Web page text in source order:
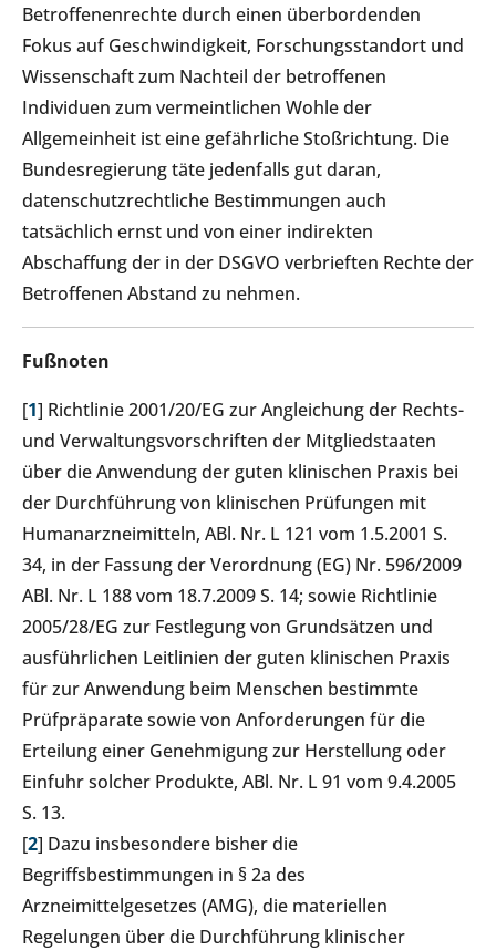
Betroffenenrechte durch einen überbordenden
Fokus auf Geschwindigkeit, Forschungsstandort und
Wissenschaft zum Nachteil der betroffenen
Individuen zum vermeintlichen Wohle der
Allgemeinheit ist eine gefährliche Stoßrichtung. Die
Bundesregierung täte jedenfalls gut daran,
datenschutzrechtliche Bestimmungen auch
tatsächlich ernst und von einer indirekten
Abschaffung der in der DSGVO verbrieften Rechte der
Betroffenen Abstand zu nehmen.
Fußnoten
[1] Richtlinie 2001/20/EG zur Angleichung der Rechts-
und Verwaltungsvorschriften der Mitgliedstaaten
über die Anwendung der guten klinischen Praxis bei
der Durchführung von klinischen Prüfungen mit
Humanarzneimitteln, ABl. Nr. L 121 vom 1.5.2001 S.
34, in der Fassung der Verordnung (EG) Nr. 596/2009
ABl. Nr. L 188 vom 18.7.2009 S. 14; sowie Richtlinie
2005/28/EG zur Festlegung von Grundsätzen und
ausführlichen Leitlinien der guten klinischen Praxis
für zur Anwendung beim Menschen bestimmte
Prüfpräparate sowie von Anforderungen für die
Erteilung einer Genehmigung zur Herstellung oder
Einfuhr solcher Produkte, ABl. Nr. L 91 vom 9.4.2005
S. 13.
[2] Dazu insbesondere bisher die
Begriffsbestimmungen in § 2a des
Arzneimittelgesetzes (AMG), die materiellen
Regelungen über die Durchführung klinischer